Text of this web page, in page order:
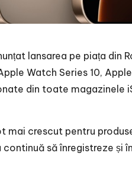
lansarea pe piața din
Watch Series 10,
din toate magazinele
crescut pentru
să înregistreze și